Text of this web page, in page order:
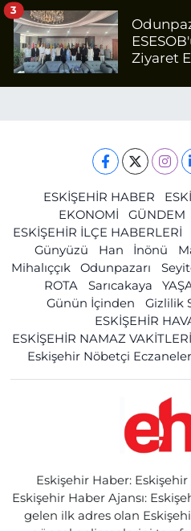
Ziyaret
3
ESKİŞEHİR HABER
EKONOMİ
GÜNDEM
ESKİŞEHİR İLÇE HABERLERİ
Günyüzü
Han İnönü
Mihalıççık
Odunpazarı
ROTA
Sarıcakaya
Günün İçinden
Gizlilik
ESKİŞEHİR
ESKİŞEHİR NAMAZ VAKİTLERİ
Eskişehir Nöbetçi Eczaneler
Eskişehir Haber:
Eskişehir Haber Ajansı:
gelen ilk adres olan